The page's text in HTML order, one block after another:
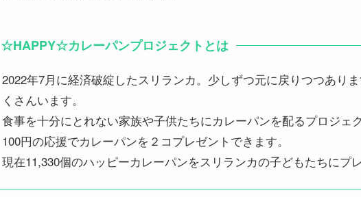
☆HAPPY☆カレーパンプロジェクトとは
2022年7月に経済破綻したスリランカ。少しずつ元に戻りつつあり
くさんいます。
食事を十分にとれない家族や子供たちにカレーパンを配るプロジェク
100円の応援でカレーパンを２コプレゼントできます。
現在11,330個のハッピーカレーパンをスリランカの子どもたちにプ